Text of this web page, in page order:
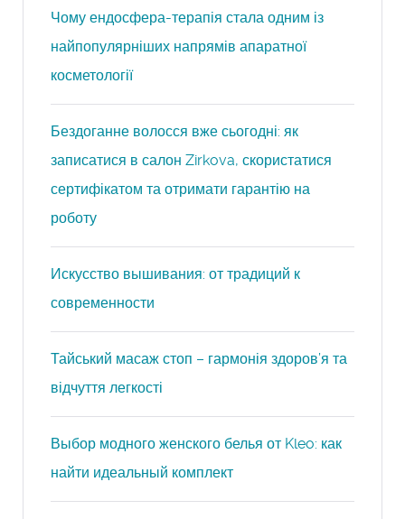
Чому ендосфера-терапія стала одним із
найпопулярніших напрямів апаратної
косметології
Бездоганне волосся вже сьогодні: як
записатися в салон Zirkova, скористатися
сертифікатом та отримати гарантію на
роботу
Искусство вышивания: от традиций к
современности
Тайський масаж стоп – гармонія здоров’я та
відчуття легкості
Выбор модного женского белья от Kleo: как
найти идеальный комплект